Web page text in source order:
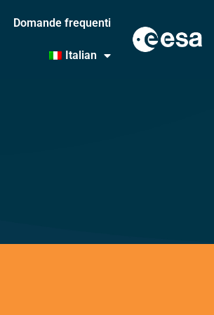
Domande frequenti
Italian